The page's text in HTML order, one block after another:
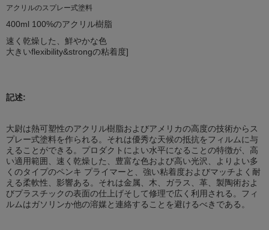
アクリルのスプレー式塗料
400ml 100%のアクリル樹脂
速く乾燥した、鮮やかな色
大きいflexibility&strongの粘着度]
記述:
大尉は熱可塑性のアクリル樹脂およびアメリカの高度の技術からス
プレー式塗料を作られる。それは優秀な天候の抵抗をフィルムに与
えることができる。プロダクトによい水平になることの特徴が、高
い適用範囲、速く乾燥した、豊富な色および高い光沢、よりよい多
くのタイプのペンキ プライマーと、強い粘着度およびマッチよく耐
える柔軟性、影響ある。それは金属、木、ガラス、革、製陶術およ
びプラスチックの表面の仕上げそして修理で広く利用される。フィ
ルムはガソリンか他の溶媒と連絡することを避けるべきである。